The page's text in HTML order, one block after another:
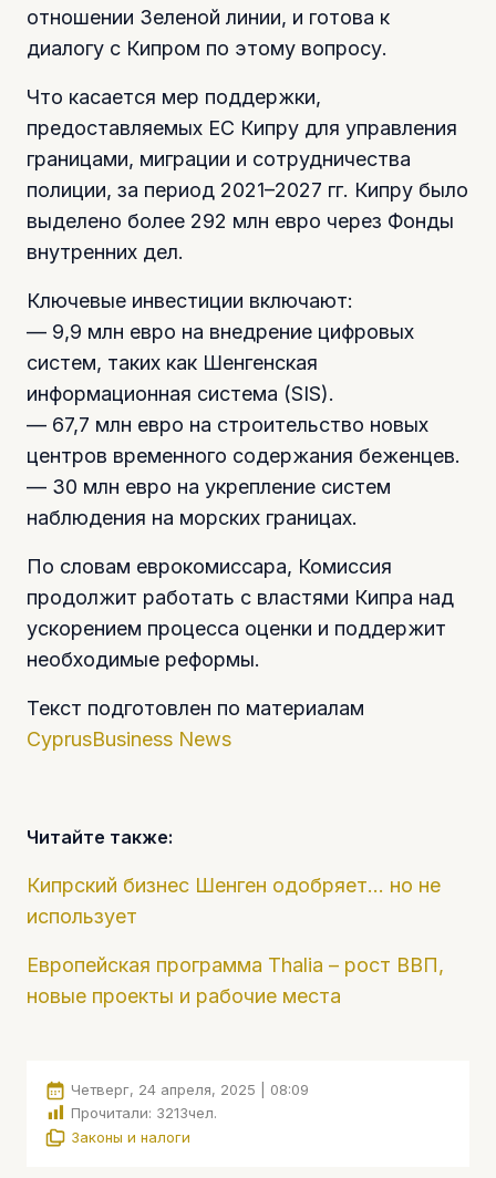
отношении Зеленой линии, и готова к
диалогу с Кипром по этому вопросу.
Что касается мер поддержки,
предоставляемых ЕС Кипру для управления
границами, миграции и сотрудничества
полиции, за период 2021–2027 гг. Кипру было
выделено более 292 млн евро через Фонды
внутренних дел.
Ключевые инвестиции включают:
— 9,9 млн евро на внедрение цифровых
систем, таких как Шенгенская
информационная система (SIS).
— 67,7 млн евро на строительство новых
центров временного содержания беженцев.
— 30 млн евро на укрепление систем
наблюдения на морских границах.
По словам еврокомиссара, Комиссия
продолжит работать с властями Кипра над
ускорением процесса оценки и поддержит
необходимые реформы.
Текст подготовлен по материалам
CyprusBusiness News
Читайте также:
Кипрский бизнес Шенген одобряет… но не
использует
Европейская программа Thalia – рост ВВП,
новые проекты и рабочие места
Четверг, 24 апреля, 2025 | 08:09
Прочитали: 3213чел.
Законы и налоги